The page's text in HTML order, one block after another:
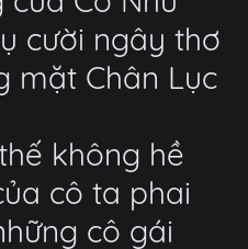
cười ngây thơ
mặt Chân Lục
không hề
cô ta phai
cô gái